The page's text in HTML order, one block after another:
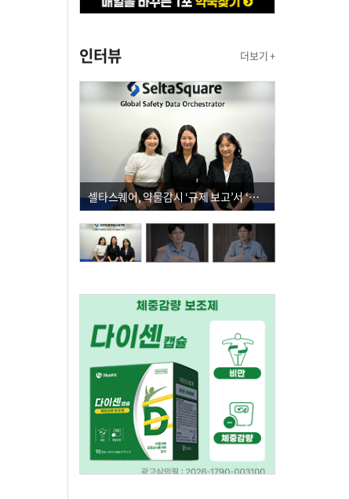
인터뷰 더보기 +
셀타스퀘어, 약물감시 ‘규제 보고’서 ‘데이터 의사결정’으로 "PVX 전환 요구 커진다"